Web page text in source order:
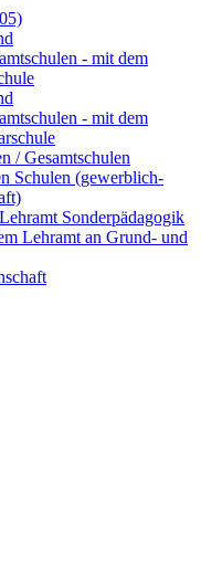
- mit dem
- mit dem
/ Gesamtschulen
Schulen (gewerblich-
Sonderpädagogik
Lehramt an Grund- und